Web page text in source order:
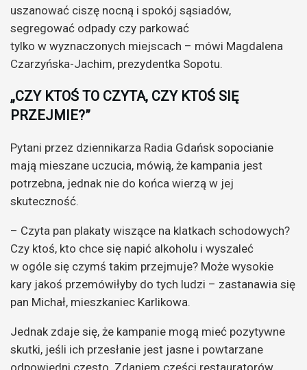
uszanować ciszę nocną i spokój sąsiadów,
segregować odpady czy parkować
tylko w wyznaczonych miejscach – mówi Magdalena
Czarzyńska-Jachim, prezydentka Sopotu.
„CZY KTOŚ TO CZYTA, CZY KTOŚ SIĘ
PRZEJMIE?”
Pytani przez dziennikarza Radia Gdańsk sopocianie
mają mieszane uczucia, mówią, że kampania jest
potrzebna, jednak nie do końca wierzą w jej
skuteczność.
– Czyta pan plakaty wiszące na klatkach schodowych?
Czy ktoś, kto chce się napić alkoholu i wyszaleć
w ogóle się czymś takim przejmuje? Może wysokie
kary jakoś przemówiłyby do tych ludzi – zastanawia się
pan Michał, mieszkaniec Karlikowa.
Jednak zdaje się, że kampanie mogą mieć pozytywne
skutki, jeśli ich przesłanie jest jasne i powtarzane
odpowiedni często. Zdaniem części restauratorów